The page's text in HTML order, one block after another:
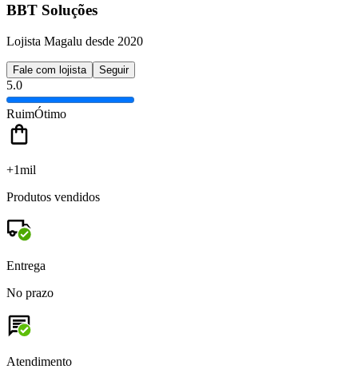
BBT Soluções
Lojista Magalu desde 2020
Fale com lojista Seguir
5.0
RuimÓtimo
+1mil
Produtos vendidos
Entrega
No prazo
Atendimento